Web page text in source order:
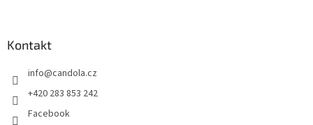
Kontakt
info@candola.cz
+420 283 853 242
Facebook